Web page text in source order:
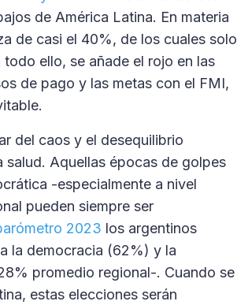
de América Latina. En materia
de casi el 40%, de los cuales solo
todo ello, se añade el rojo en las
de pago y las metas con el FMI,
del caos y el desequilibrio
Aquellas épocas de golpes
-especialmente a nivel
pueden siempre ser
2023 los argentinos
la democracia (62%) y la
promedio regional-. Cuando se
estas elecciones serán